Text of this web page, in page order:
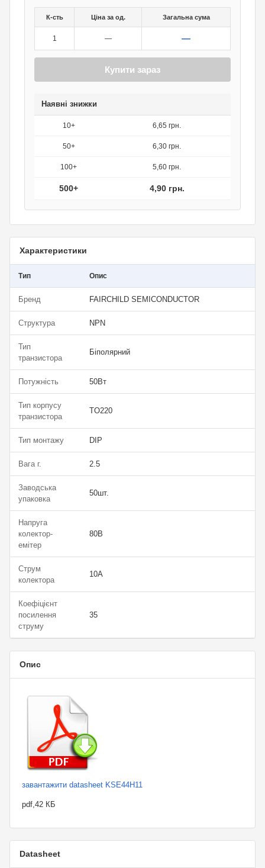
К-сть Ціна за од. Загальна сума
1 — —
Купити зараз
Наявні знижки
10+ 6,65 грн.
50+ 6,30 грн.
100+ 5,60 грн.
500+ 4,90 грн.
Характеристики
Тип Опис
Бренд FAIRCHILD SEMICONDUCTOR
Структура NPN
Тип
транзистора
Біполярний
Потужність 50Вт
Тип корпусу
транзистора
TO220
Тип монтажу DIP
Вага г. 2.5
Заводська
упаковка
50шт.
Напруга
колектор-
емітер
80В
Струм
колектора
10А
Коефіцієнт
посилення
струму
35
Опис
завантажити datasheet KSE44H11
pdf,42 КБ
Datasheet